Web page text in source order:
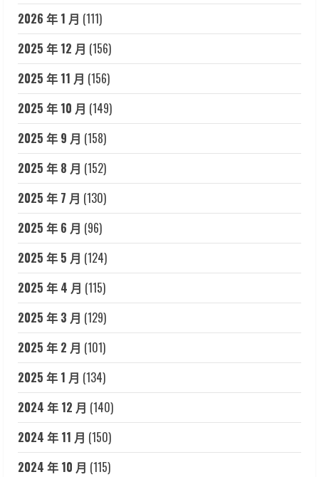
2026 年 1 月 (111)
2025 年 12 月 (156)
2025 年 11 月 (156)
2025 年 10 月 (149)
2025 年 9 月 (158)
2025 年 8 月 (152)
2025 年 7 月 (130)
2025 年 6 月 (96)
2025 年 5 月 (124)
2025 年 4 月 (115)
2025 年 3 月 (129)
2025 年 2 月 (101)
2025 年 1 月 (134)
2024 年 12 月 (140)
2024 年 11 月 (150)
2024 年 10 月 (115)